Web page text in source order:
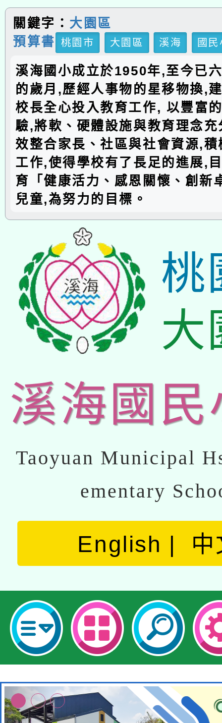
關鍵字： 大園區
預算書
桃園市 大園區 溪海 國
溪海國小成立於1950年,至今已
的歲月,歷經人事物的星移物換,
校長全心投入教育工作, 以豐富
驗,將軟、硬體設施與教育理念
效整合家長、社區與社會資源,
工作,使得學校有了長足的進展,
育「健康活力、感恩關懷、創新
兒童,為努力的目標。
桃
大
溪海國民
Taoyuan Municipal
ementary
English 中